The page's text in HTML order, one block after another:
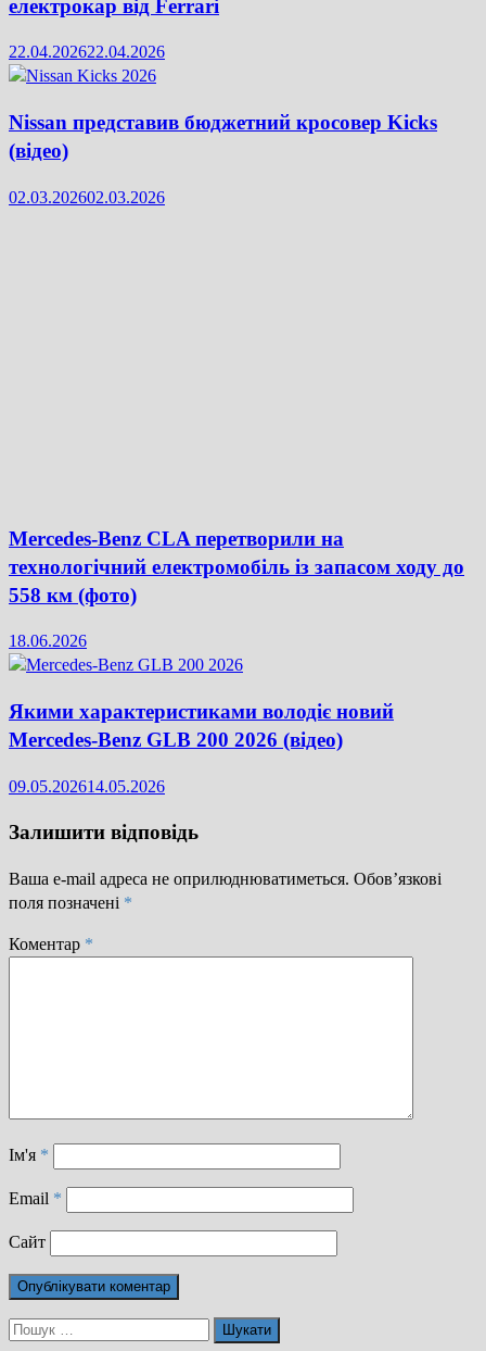
електрокар від Ferrari
22.04.202622.04.2026
Nissan представив бюджетний кросовер Kicks
(відео)
02.03.202602.03.2026
Mercedes-Benz CLA перетворили на
технологічний електромобіль із запасом ходу до
558 км (фото)
18.06.2026
Якими характеристиками володіє новий
Mercedes-Benz GLB 200 2026 (відео)
09.05.202614.05.2026
Залишити відповідь
Ваша e-mail адреса не оприлюднюватиметься. Обов’язкові
поля позначені *
Коментар *
Ім'я *
Email *
Сайт
Пошук: